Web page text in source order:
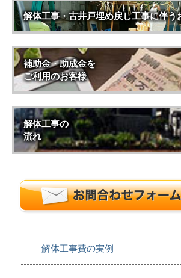
解体工事・古井戸埋め戻し工事に伴う
補助金・助成金を
ご利用のお客様
解体工事の
流れ
解体工事費の実例